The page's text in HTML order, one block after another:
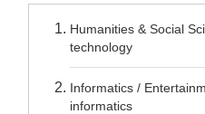
Humanities & Social
technology
Informatics /
informatics